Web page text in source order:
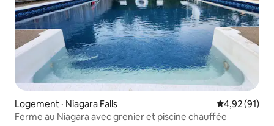
Logement · Niagara Falls Note
4,92 (91)
Ferme au Niagara avec grenier et piscine chauffée